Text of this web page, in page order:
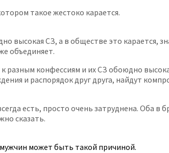
такое жестоко карается.
высокая СЗ, а в обществе это
объединяет.
разным конфессиям и их СЗ обоюдно
и распорядок друг друга, найдут
есть, просто очень затруднена. Оба
сказать.
может быть такой причиной.